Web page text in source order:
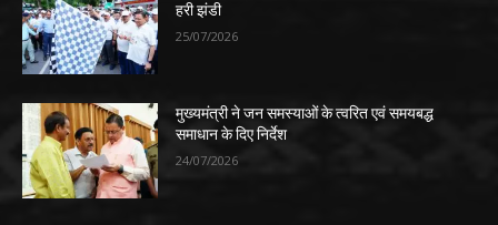
हरी झंडी
25/07/2026
मुख्यमंत्री ने जन समस्याओं के त्वरित एवं समयबद्ध
समाधान के दिए निर्देश
24/07/2026